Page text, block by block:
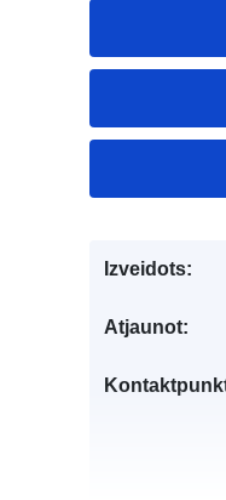
Izveidots:
Atjaunot: